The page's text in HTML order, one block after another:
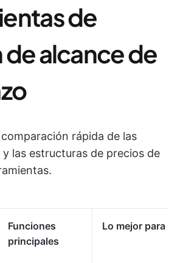
de
alcance de
rápida de las
las estructuras de precios de
Funciones
principales
Lo mejor para